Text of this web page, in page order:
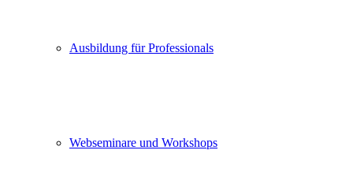
Ausbildung für Professionals
Webseminare und Workshops